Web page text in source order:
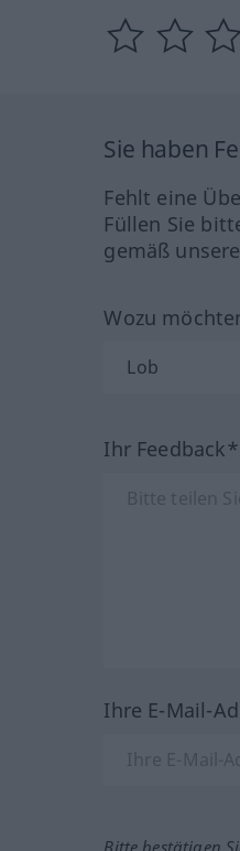
Sie haben
Fehlt eine
Füllen Sie
gemäß
Wozu
Ihr Feedback*
Ihre E-Mail-
Bitte bestätigen